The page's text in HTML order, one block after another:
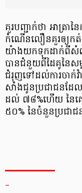
គួរបញ្ជាក់ថា អាត្រា
កំណើនលឿនគួរឲ្យ​កត់ស
យ៉ាងយក​ទុកដាក់ពីសំណ
បានជំនួយពីដៃគូនៃសម្
ជំរុញទៅដល់ការចាក់វ៉
សាំងជូន​ប្រជាជន​ដែ
ដល់ ៧៨%ហើយ នៃ
៥០% នៃចំនួន​ប្រជា
_